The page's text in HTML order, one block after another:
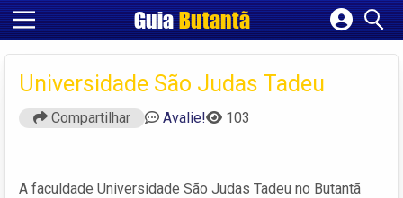
GuiaButantã
Cadastrar empresa
Criar conta
Universidade São Judas Tadeu
Compartilhar Avalie! 103
A faculdade Universidade São Judas Tadeu no Butantã